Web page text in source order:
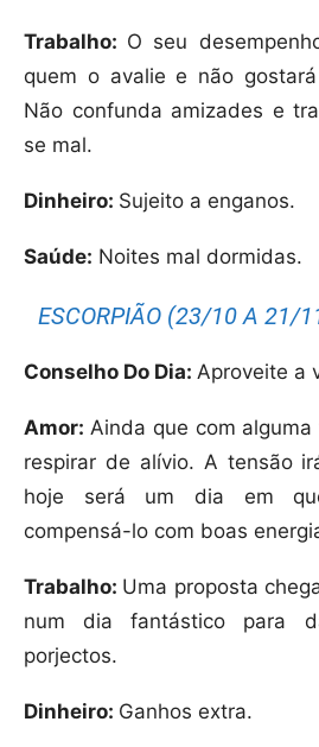
Trabalho: O seu
quem o avalie e não
Não confunda amizades e
se mal.
Dinheiro: Sujeito a enganos.
Saúde: Noites mal dormidas.
ESCORPIÃO (23/10 A 21/
Conselho Do Dia: Aproveite a
Amor: Ainda que com
respirar de alívio. A tensão
hoje será um dia em
compensá-lo com boas
Trabalho: Uma proposta
num dia fantástico para
porjectos.
Dinheiro: Ganhos extra.